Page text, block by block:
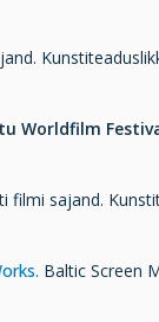
Worldfilm
filmi sajand.
Baltic Screen